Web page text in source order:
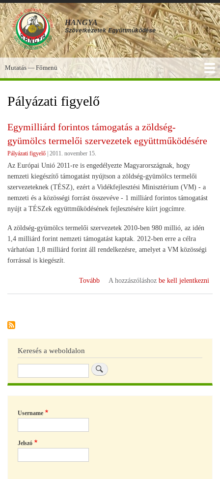
Ugrás
a
tartalomra
HANGYA
Szövetkezetek Együttműködése
Főmenü
Mutatás — Főmenü
Pályázati figyelő
Egymilliárd forintos támogatás a zöldség-
gyümölcs termelői szervezetek együttműködésére
Pályázati figyelő 2011. november 15.
Az Európai Unió 2011-re is engedélyezte Magyarországnak, hogy
nemzeti kiegészítő támogatást nyújtson a zöldség-gyümölcs termelői
szervezeteknek (TÉSZ), ezért a Vidékfejlesztési Minisztérium (VM) - a
nemzeti és a közösségi forrást összevéve - 1 milliárd forintos támogatást
nyújt a TÉSZek együttműködésének fejlesztésére kiírt jogcímre.
A zöldség-gyümölcs termelői szervezetek 2010-ben 980 millió, az idén
1,4 milliárd forint nemzeti támogatást kaptak. 2012-ben erre a célra
várhatóan 1,8 milliárd forint áll rendelkezésre, amelyet a VM közösségi
forrással is kiegészít.
Tovább
(Egymilliárd
együttműködésére)
A hozzászóláshoz be kell jelentkezni
Keresés a weboldalon
Keresés
Username
Jelszó